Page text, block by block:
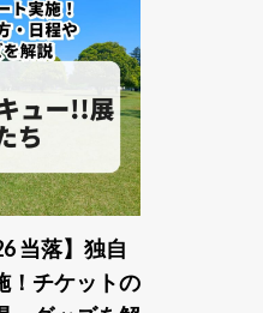
当落】独自
！チケットの